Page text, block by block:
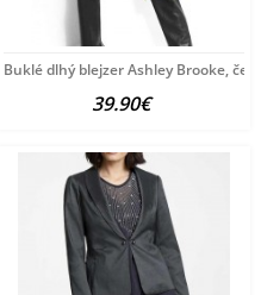
Buklé dlhý blejzer Ashley Brooke,
39.90€